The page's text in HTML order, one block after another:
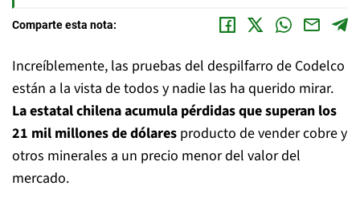
Comparte esta nota:
Increíblemente, las pruebas del despilfarro de Codelco
están a la vista de todos y nadie las ha querido mirar.
La estatal chilena acumula pérdidas que superan los
21 mil millones de dólares producto de vender cobre y
otros minerales a un precio menor del valor del
mercado.